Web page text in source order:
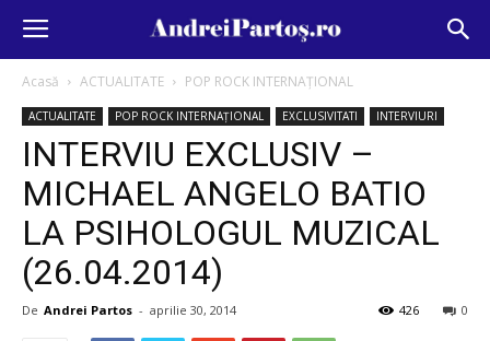
Acasă ACTUALITATE POP ROCK INTERNAȚIONAL
ACTUALITATE POP ROCK INTERNAȚIONAL EXCLUSIVITATI INTERVIURI
INTERVIU EXCLUSIV –
MICHAEL ANGELO BATIO
LA PSIHOLOGUL MUZICAL
(26.04.2014)
De Andrei Partos - aprilie 30, 2014 0
426